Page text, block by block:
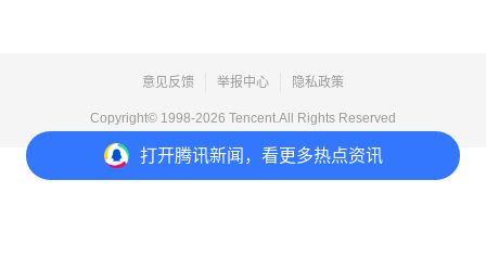
打开腾讯新闻，看更多热点资讯
意见反馈 举报中心 隐私政策
Copyright© 1998-2026 Tencent.All Rights Reserved